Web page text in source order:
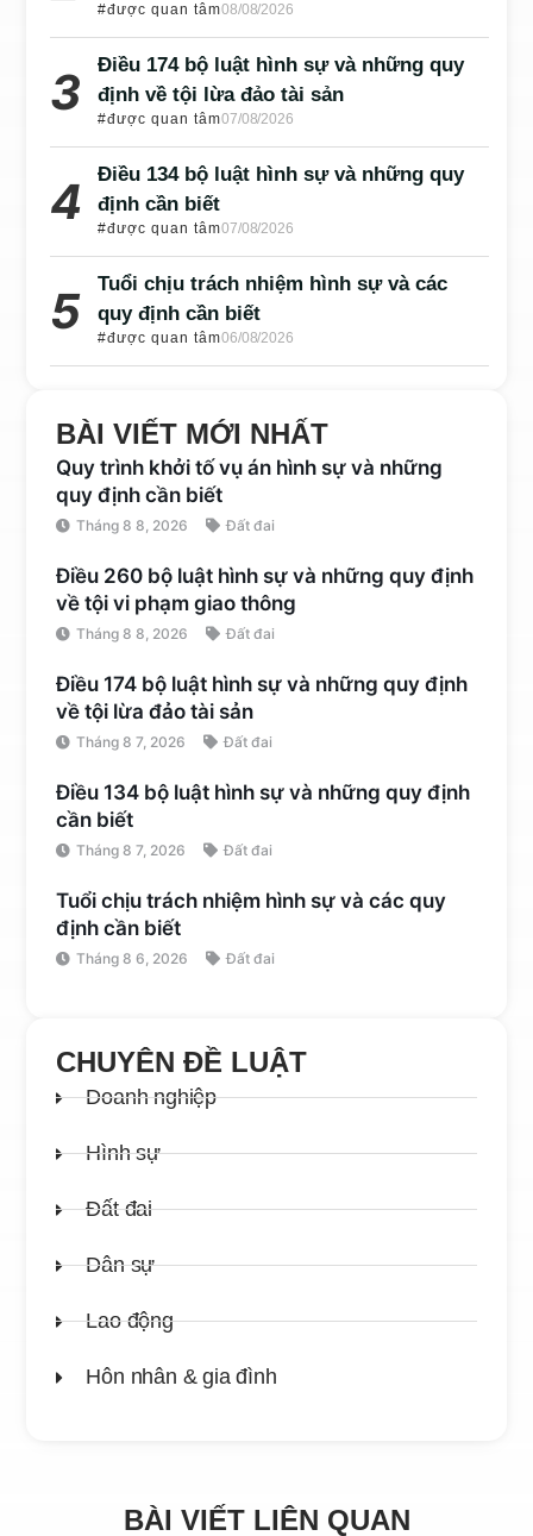
#được quan tâm08/08/2026
Điều 174 bộ luật hình sự và những quy
định về tội lừa đảo tài sản
#được quan tâm07/08/2026
Điều 134 bộ luật hình sự và những quy
định cần biết
#được quan tâm07/08/2026
Tuổi chịu trách nhiệm hình sự và các
quy định cần biết
#được quan tâm06/08/2026
BÀI VIẾT MỚI NHẤT
Quy trình khởi tố vụ án hình sự và những
quy định cần biết
Tháng 8 8, 2026 Đất đai
Điều 260 bộ luật hình sự và những quy định
về tội vi phạm giao thông
Tháng 8 8, 2026 Đất đai
Điều 174 bộ luật hình sự và những quy định
về tội lừa đảo tài sản
Tháng 8 7, 2026 Đất đai
Điều 134 bộ luật hình sự và những quy định
cần biết
Tháng 8 7, 2026 Đất đai
Tuổi chịu trách nhiệm hình sự và các quy
định cần biết
Tháng 8 6, 2026 Đất đai
CHUYÊN ĐỀ LUẬT
Doanh nghiệp
Hình sự
Đất đai
Dân sự
Lao động
Hôn nhân & gia đình
BÀI VIẾT LIÊN QUAN